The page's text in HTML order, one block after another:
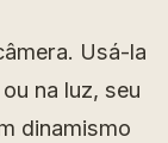
Usá-la
na luz, seu
dinamismo